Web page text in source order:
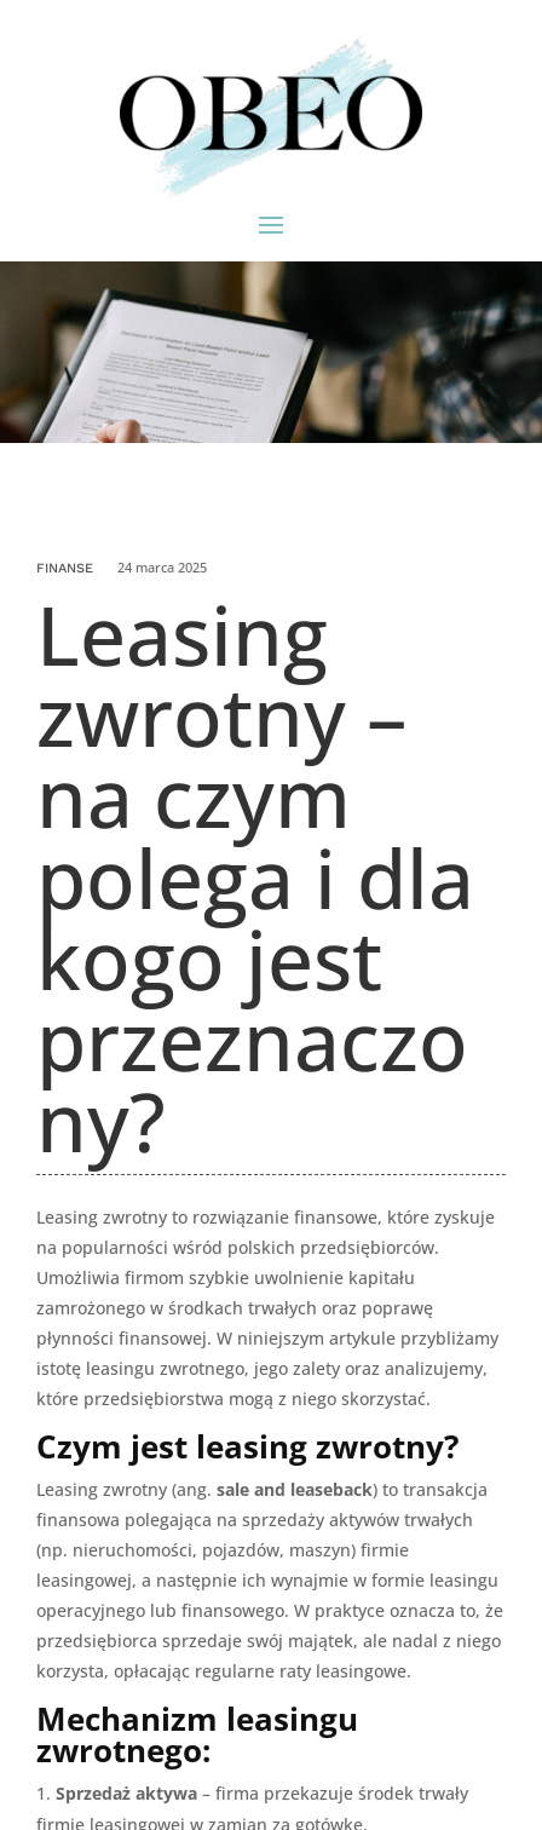
FINANSE 24 marca 2025
Leasing
zwrotny –
na czym
polega i dla
kogo jest
przeznaczo
ny?
Leasing zwrotny to rozwiązanie finansowe, które zyskuje
na popularności wśród polskich przedsiębiorców.
Umożliwia firmom szybkie uwolnienie kapitału
zamrożonego w środkach trwałych oraz poprawę
płynności finansowej. W niniejszym artykule przybliżamy
istotę leasingu zwrotnego, jego zalety oraz analizujemy,
które przedsiębiorstwa mogą z niego skorzystać.
Czym jest leasing zwrotny?
Leasing zwrotny (ang. sale and leaseback) to transakcja
finansowa polegająca na sprzedaży aktywów trwałych
(np. nieruchomości, pojazdów, maszyn) firmie
leasingowej, a następnie ich wynajmie w formie leasingu
operacyjnego lub finansowego. W praktyce oznacza to, że
przedsiębiorca sprzedaje swój majątek, ale nadal z niego
korzysta, opłacając regularne raty leasingowe.
Mechanizm leasingu
zwrotnego:
Sprzedaż aktywa – firma przekazuje środek trwały
firmie leasingowej w zamian za gotówkę.